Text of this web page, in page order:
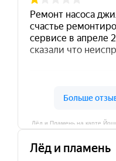
Лёд и Пламень на карте